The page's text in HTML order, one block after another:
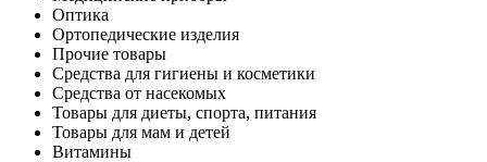
Оптика
Ортопедические изделия
Прочие товары
Средства для гигиены и косметики
Средства от насекомых
Товары для диеты, спорта, питания
Товары для мам и детей
Витамины